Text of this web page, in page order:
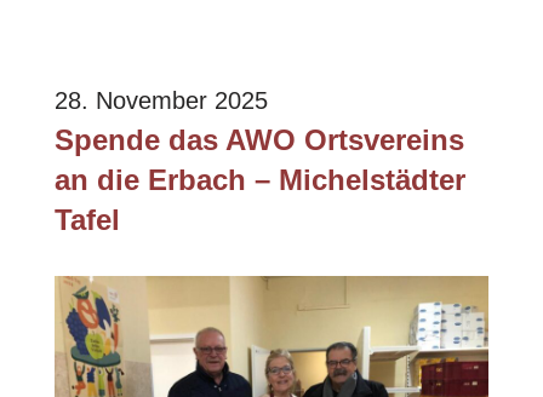
28. November 2025
Spende das AWO Ortsvereins
an die Erbach – Michelstädter
Tafel